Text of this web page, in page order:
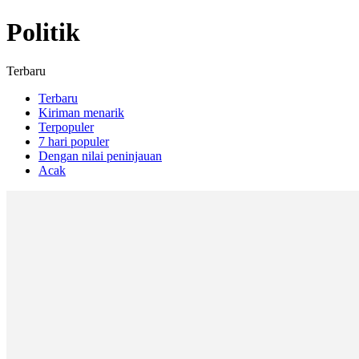
Politik
Terbaru
Terbaru
Kiriman menarik
Terpopuler
7 hari populer
Dengan nilai peninjauan
Acak